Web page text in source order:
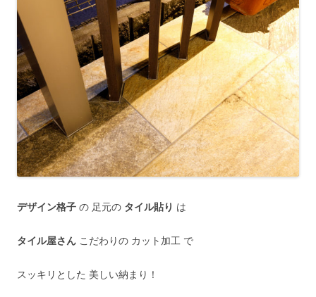
デザイン格子 の 足元の タイル貼り は
タイル屋さん こだわりの カット加工 で
スッキリとした 美しい納まり！